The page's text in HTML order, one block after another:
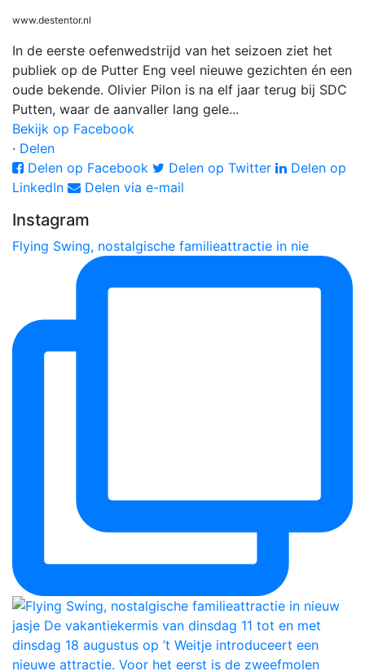
www.destentor.nl
In de eerste oefenwedstrijd van het seizoen ziet het
publiek op de Putter Eng veel nieuwe gezichten én een
oude bekende. Olivier Pilon is na elf jaar terug bij SDC
Putten, waar de aanvaller lang gele...
Bekijk op Facebook
· Delen
Delen op Facebook
Delen op Twitter
Delen op
LinkedIn
Delen via e-mail
Instagram
Flying Swing, nostalgische familieattractie in nie